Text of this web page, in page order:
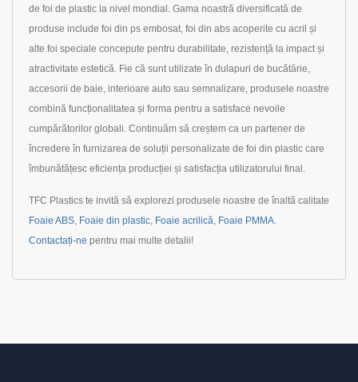
de foi de plastic la nivel mondial. Gama noastră diversificată de
produse include foi din ps embosat, foi din abs acoperite cu acril și
alte foi speciale concepute pentru durabilitate, rezistență la impact și
atractivitate estetică. Fie că sunt utilizate în dulapuri de bucătărie,
accesorii de baie, interioare auto sau semnalizare, produsele noastre
combină funcționalitatea și forma pentru a satisface nevoile
cumpărătorilor globali. Continuăm să creștem ca un partener de
încredere în furnizarea de soluții personalizate de foi din plastic care
îmbunătățesc eficiența producției și satisfacția utilizatorului final.
TFC Plastics te invită să explorezi produsele noastre de înaltă calitate
Foaie ABS, Foaie din plastic, Foaie acrilică, Foaie PMMA.
Contactați-ne pentru mai multe detalii!